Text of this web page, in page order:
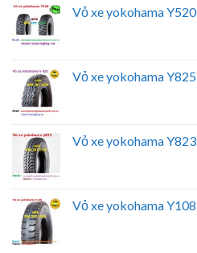
Vỏ xe yokohama Y520
Vỏ xe yokohama Y825
Vỏ xe yokohama Y823
Vỏ xe yokohama Y108